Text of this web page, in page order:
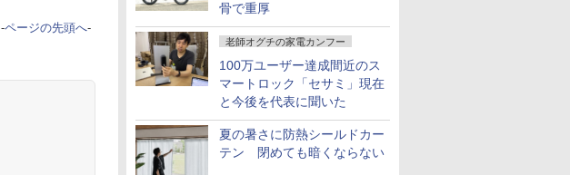
骨で重厚
老師オグチの家電カンフー
100万ユーザー達成間近のス
マートロック「セサミ」現在
と今後を代表に聞いた
夏の暑さに防熱シールドカー
テン 閉めても暗くならない
-ページの先頭へ-